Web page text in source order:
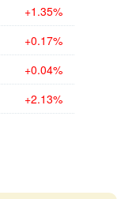
+1.35%
+0.17%
+0.04%
+2.13%